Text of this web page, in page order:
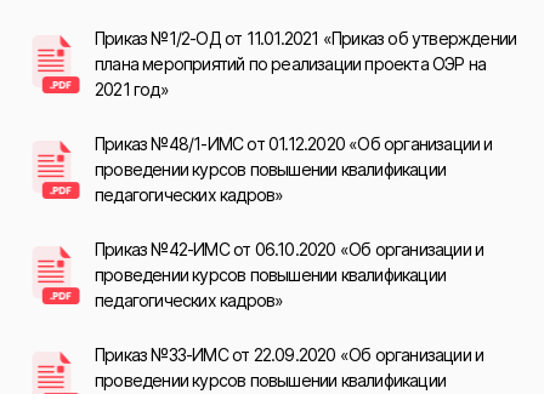
Приказ №1/2-ОД от 11.01.2021 «Приказ об утверждении
плана мероприятий по реализации проекта ОЭР на
2021 год»
Приказ №48/1-ИМС от 01.12.2020 «Об организации и
проведении курсов повышении квалификации
педагогических кадров»
Приказ №42-ИМС от 06.10.2020 «Об организации и
проведении курсов повышении квалификации
педагогических кадров»
Приказ №33-ИМС от 22.09.2020 «Об организации и
проведении курсов повышении квалификации